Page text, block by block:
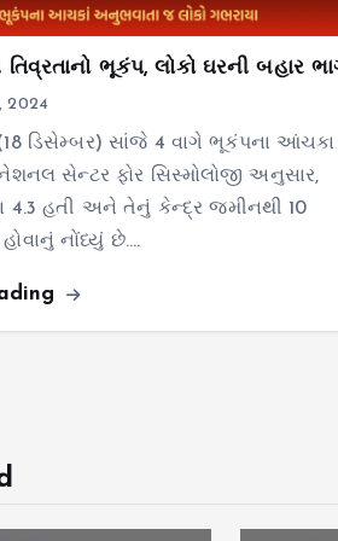
તિવ્રતાનો ભૂકંપ, લોકો ઘરની બહાર
2024
ડિસેમ્બર) સાંજે 4 વાગે ભૂકંપના આંચકા
સેન્ટર ફોર સિસ્મોલોજી અનુસાર,
4.3 હતી અને તેનું કેન્દ્ર જમીનથી 10
હોવાનું નોંધ્યું છે.…